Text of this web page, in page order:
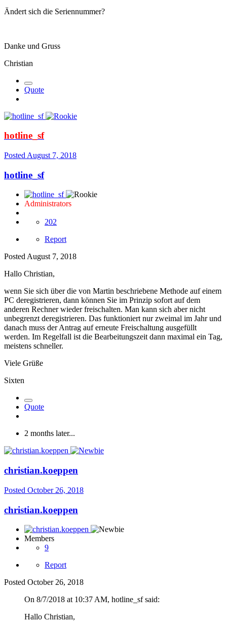
Ändert sich die Seriennummer?
Danke und Gruss
Christian
Quote
hotline_sf
Posted August 7, 2018
hotline_sf
Administrators
202
Report
PostedAugust 7, 2018
Hallo Christian,
wenn Sie sich über die von Martin beschriebene Methode auf einem
PC deregistrieren, dann können Sie im Prinzip sofort auf dem
anderen Rechner wieder freischalten. Man kann sich aber nicht
unbegrenzt deregistrieren. Das funktioniert nur zweimal im Jahr und
danach muss der Antrag auf erneute Freischaltung ausgefüllt
werden. Im Regelfall ist die Bearbeitungszeit dann maximal ein Tag,
meistens schneller.
Viele Grüße
Sixten
Quote
2 months later...
christian.koeppen
Posted October 26, 2018
christian.koeppen
Members
9
Report
Posted October 26, 2018
On 8/7/2018 at 10:37 AM, hotline_sf said:
Hallo Christian,